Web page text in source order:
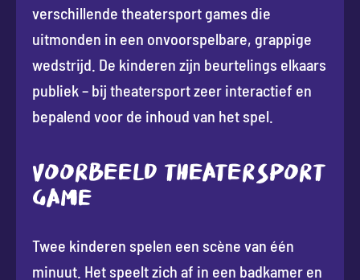
verschillende theatersport games die
uitmonden in een onvoorspelbare, grappige
wedstrijd. De kinderen zijn beurtelings elkaars
publiek – bij theatersport zeer interactief en
bepalend voor de inhoud van het spel.
VOORBEELD THEATERSPORT
GAME
Twee kinderen spelen een scène van één
minuut. Het speelt zich af in een badkamer en